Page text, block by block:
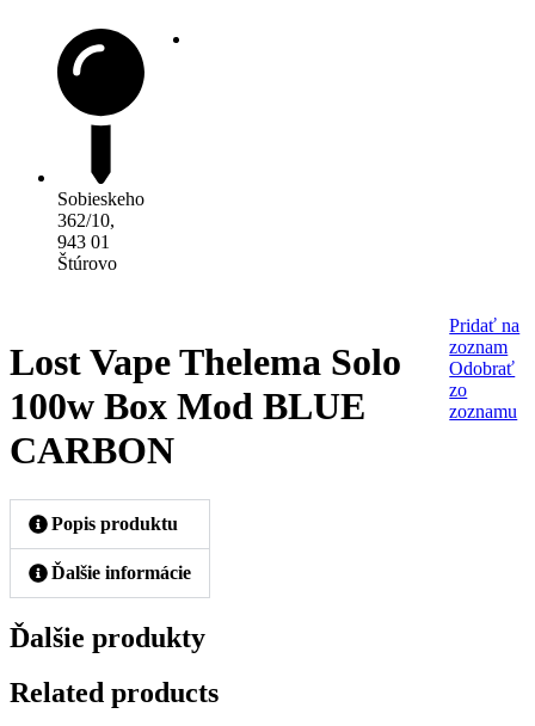
Sobieskeho
362/10,
943 01
Štúrovo
Lost Vape Thelema Solo
100w Box Mod BLUE
CARBON
Pridať na
zoznam
Odobrať
zo
zoznamu
Popis produktu
Ďalšie informácie
Ďalšie produkty
Related products